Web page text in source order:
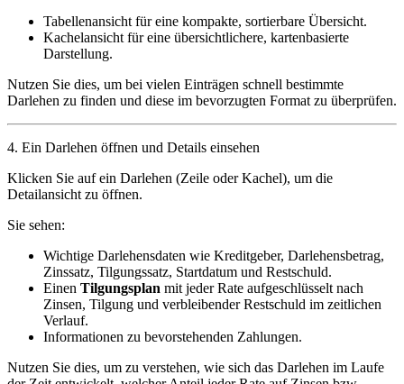
Tabellenansicht für eine kompakte, sortierbare Übersicht.
Kachelansicht für eine übersichtlichere, kartenbasierte
Darstellung.
Nutzen Sie dies, um bei vielen Einträgen schnell bestimmte
Darlehen zu finden und diese im bevorzugten Format zu überprüfen.
4. Ein Darlehen öffnen und Details einsehen
Klicken Sie auf ein Darlehen (Zeile oder Kachel), um die
Detailansicht zu öffnen.
Sie sehen:
Wichtige Darlehensdaten wie Kreditgeber, Darlehensbetrag,
Zinssatz, Tilgungssatz, Startdatum und Restschuld.
Einen Tilgungsplan mit jeder Rate aufgeschlüsselt nach
Zinsen, Tilgung und verbleibender Restschuld im zeitlichen
Verlauf.
Informationen zu bevorstehenden Zahlungen.
Nutzen Sie dies, um zu verstehen, wie sich das Darlehen im Laufe